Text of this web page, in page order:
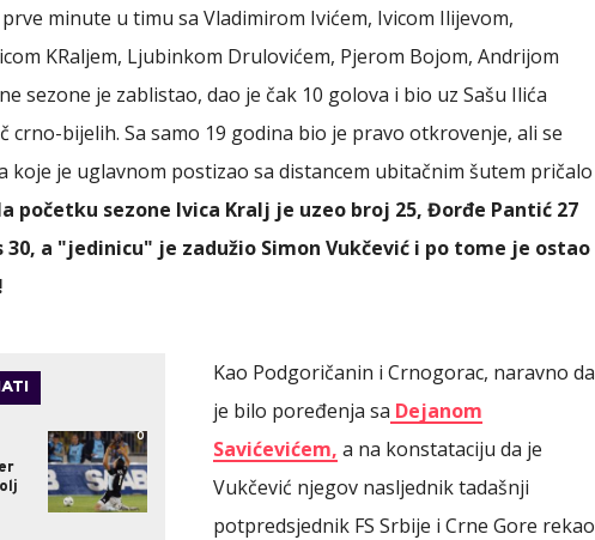
minute u timu sa Vladimirom Ivićem, Ivicom Ilijevom,
KRaljem, Ljubinkom Drulovićem, Pjerom Bojom, Andrijom
sezone je zablistao, dao je čak 10 golova i bio uz Sašu Ilića
bijelih. Sa samo 19 godina bio je pravo otkrovenje, ali se
koje je uglavnom postizao sa distancem ubitačnim šutem pričalo
početku sezone Ivica Kralj je uzeo broj 25, Đorđe Pantić 27
30, a "jedinicu" je zadužio Simon Vukčević i po tome je ostao
0
Kao Podgoričanin i Crnogorac, naravno da
je bilo poređenja sa Dejanom
Savićevićem, a na konstataciju da je
Vukčević njegov nasljednik tadašnji
potpredsjednik FS Srbije i Crne Gore rekao